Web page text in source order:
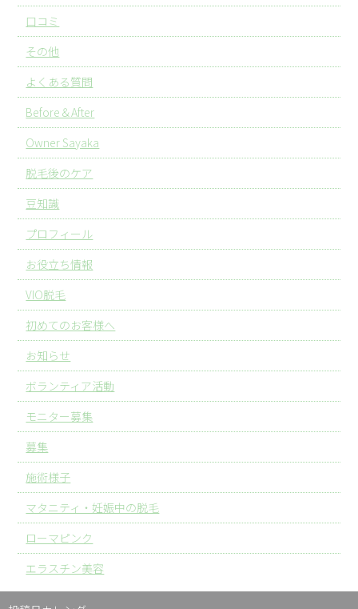
口コミ
その他
よくある質問
Before＆After
Owner Sayaka
脱毛後のケア
豆知識
プロフィール
お役立ち情報
VIO脱毛
初めてのお客様へ
お知らせ
ボランティア活動
モニター募集
募集
施術様子
マタニティ・妊娠中の脱毛
ローマピンク
エラスチン美容